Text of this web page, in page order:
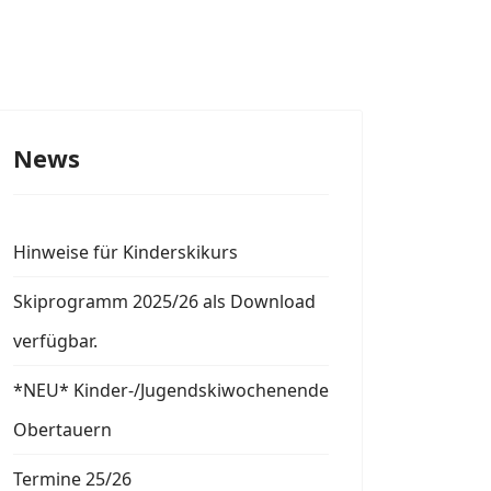
News
Hinweise für Kinderskikurs
Skiprogramm 2025/26 als Download
verfügbar.
*NEU* Kinder-/Jugendskiwochenende
Obertauern
Termine 25/26